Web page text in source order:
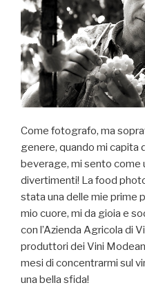
Come fotografo, ma
genere, quando mi capita
beverage, mi sento come
divertimenti! La food
stata una delle mie prime
mio cuore, mi da gioia e
con l’Azienda Agricola di
produttori dei Vini
mesi di concentrarmi sul
una bella sfida!